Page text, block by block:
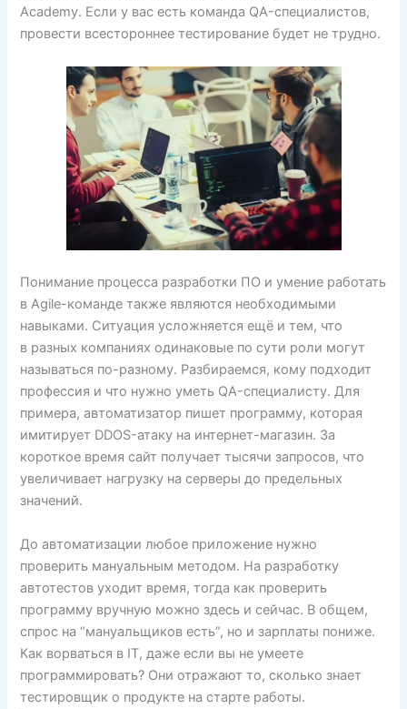
Academy. Если у вас есть команда QA-специалистов,
провести всестороннее тестирование будет не трудно.
Понимание процесса разработки ПО и умение работать
в Agile-команде также являются необходимыми
навыками. Ситуация усложняется ещё и тем, что
в разных компаниях одинаковые по сути роли могут
называться по-разному. Разбираемся, кому подходит
профессия и что нужно уметь QA-специалисту. Для
примера, автоматизатор пишет программу, которая
имитирует DDOS-атаку на интернет-магазин. За
короткое время сайт получает тысячи запросов, что
увеличивает нагрузку на серверы до предельных
значений.
До автоматизации любое приложение нужно
проверить мануальным методом. На разработку
автотестов уходит время, тогда как проверить
программу вручную можно здесь и сейчас. В общем,
спрос на “мануальщиков есть”, но и зарплаты пониже.
Как ворваться в IT, даже если вы не умеете
программировать? Они отражают то, сколько знает
тестировщик о продукте на старте работы.